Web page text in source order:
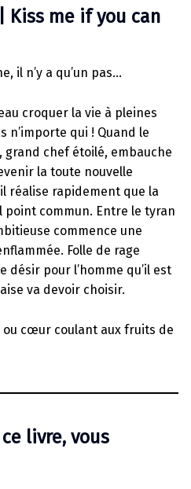
Kiss me if you can
il n’y a qu’un pas…
croquer la vie à pleines
n’importe qui ! Quand le
grand chef étoilé, embauche
la toute nouvelle
réalise rapidement que la
point commun. Entre le tyran
commence une
Folle de rage
pour l’homme qu’il est
va devoir choisir.
ou cœur coulant aux fruits de
livre, vous